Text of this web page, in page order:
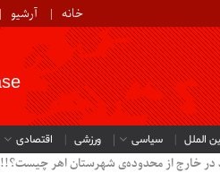
خانه آرشیو
الملل سیاسی ورزشی اقتصادی
در خارج از محدوده‌ی شهرستان اهر